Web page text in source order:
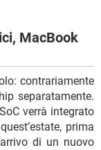
MacBook
contrariamente
separatamente.
verrà integrato
prima
di un nuovo